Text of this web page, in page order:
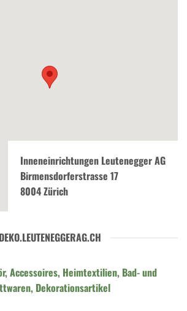
Inneneinrichtungen Leutenegger AG
Birmensdorferstrasse 17
8004 Zürich
DEKO.LEUTENEGGERAG.CH
Accessoires, Heimtextilien, Bad- und
Dekorationsartikel